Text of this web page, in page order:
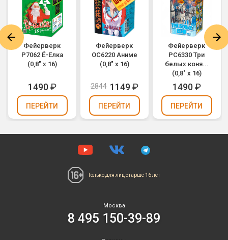
Фейерверк
Р7062 Ё-Елка
(0,8" х 16)
1490₽
ПЕРЕЙТИ
Фейерверк
ОС6220 Аниме
(0,8" х 16)
2844 1149₽
ПЕРЕЙТИ
Фейерверк
РС6330 Три
белых коня...
(0,8" х 16)
1490₽
ПЕРЕЙТИ
Только для лиц старше 16 лет
Москва
8 495 150-39-89